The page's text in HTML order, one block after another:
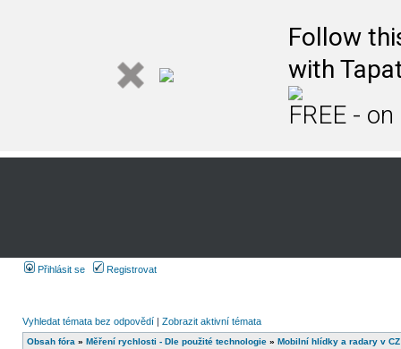
Follow
with
FREE -
Přihlásit se Registrovat
Vyhledat témata bez odpovědí | Zobrazit aktivní témata
Obsah fóra » Měření rychlosti - Dle použité technologie » Mobilní hlídky a radary v CZ